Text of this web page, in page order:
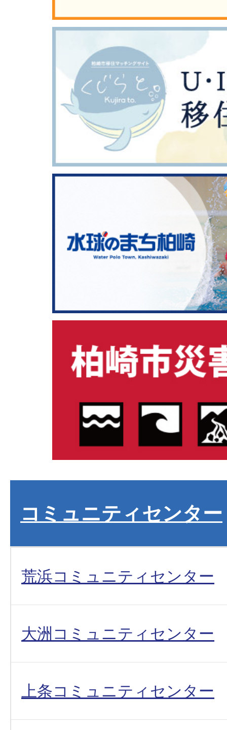
コミュニティセンター
荒浜コミュニティセンター
大洲コミュニティセンター
上条コミュニティセンター